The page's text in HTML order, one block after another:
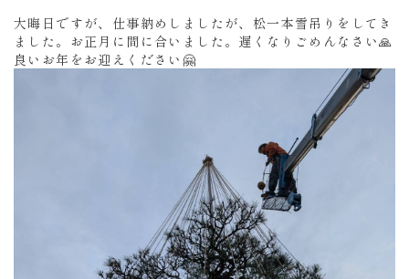
大晦日ですが、仕事納めしましたが、松一本雪吊りをしてき
ました。お正月に間に合いました。遅くなりごめんなさい🙏
良いお年をお迎えください🤗